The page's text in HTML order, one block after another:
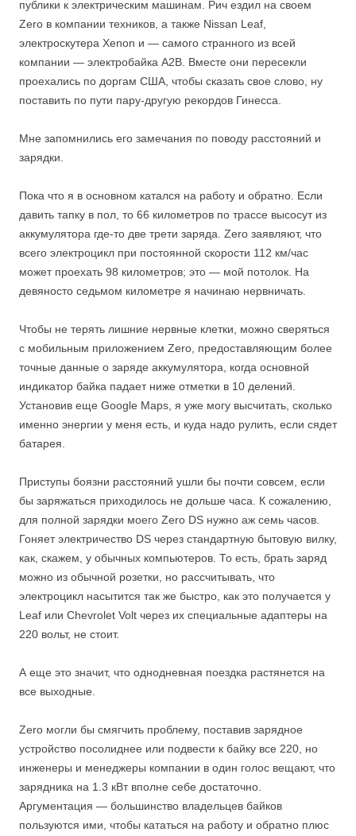
публики к электрическим машинам. Рич ездил на своем
Zero в компании техников, а также Nissan Leaf,
электроскутера Xenon и — самого странного из всей
компании — электробайка A2B. Вместе они пересекли
проехались по доргам США, чтобы сказать свое слово, ну
поставить по пути пару-другую рекордов Гинесса.
Мне запомнились его замечания по поводу расстояний и
зарядки.
Пока что я в основном катался на работу и обратно. Если
давить тапку в пол, то 66 километров по трассе высосут из
аккумулятора где-то две трети заряда. Zero заявляют, что
всего электроцикл при постоянной скорости 112 км/час
может проехать 98 километров; это — мой потолок. На
девяносто седьмом километре я начинаю нервничать.
Чтобы не терять лишние нервные клетки, можно сверяться
с мобильным приложением Zero, предоставляющим более
точные данные о заряде аккумулятора, когда основной
индикатор байка падает ниже отметки в 10 делений.
Установив еще Google Maps, я уже могу высчитать, сколько
именно энергии у меня есть, и куда надо рулить, если сядет
батарея.
Приступы боязни расстояний ушли бы почти совсем, если
бы заряжаться приходилось не дольше часа. К сожалению,
для полной зарядки моего Zero DS нужно аж семь часов.
Гоняет электричество DS через стандартную бытовую вилку,
как, скажем, у обычных компьютеров. То есть, брать заряд
можно из обычной розетки, но рассчитывать, что
электроцикл насытится так же быстро, как это получается у
Leaf или Chevrolet Volt через их специальные адаптеры на
220 вольт, не стоит.
А еще это значит, что однодневная поездка растянется на
все выходные.
Zero могли бы смягчить проблему, поставив зарядное
устройство посолиднее или подвести к байку все 220, но
инженеры и менеджеры компании в один голос вещают, что
зарядника на 1.3 кВт вполне себе достаточно.
Аргументация — большинство владельцев байков
пользуются ими, чтобы кататься на работу и обратно плюс